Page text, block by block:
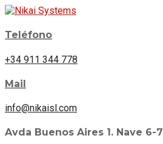
Teléfono
+34 911 344 778
Mail
info@nikaisl.com
Avda Buenos Aires 1. Nave 6-7